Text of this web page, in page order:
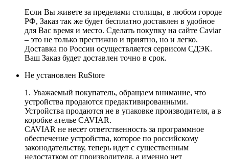
Если Вы живете за пределами столицы, в любом городе
РФ, Заказ так же будет бесплатно доставлен в удобное
для Вас время и место. Сделать покупку на сайте Caviar
– это не только престижно и приятно, но и легко.
Доставка по России осуществляется сервисом СДЭК.
Ваш Заказ будет доставлен точно в срок.
Не установлен RuStore
1. Уважаемый покупатель, обращаем внимание, что
устройства продаются предактивированными.
Устройства продаются не в упаковке производителя, а в
коробке ателье CAVIAR.
CAVIAR не несет ответственность за программное
обеспечение устройства, которое по российскому
законодательству, теперь идет с существенным
недостатком от производителя, а именно нет